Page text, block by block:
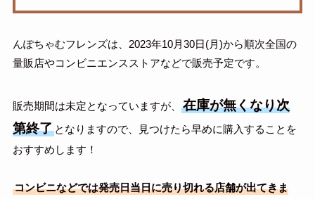
んぽちゃむフレンズは、2023年10月30日(月)から順次全国の
量販店やコンビニエンスストアなどで販売予定です。
販売期間は未定となっていますが、
在庫が無くなり次
第終了となりますので、見つけたら早めに購入することを
おすすめします！
コンビニなどでは発売日当日に売り切れる店舗が出てきま